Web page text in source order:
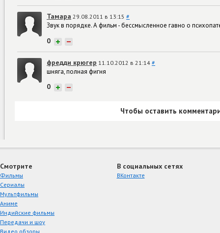
Тамара 29.08.2011 в 13:15 #
Звук в порядке. А фильм - бессмысленное гавно о
0 + −
фредди крюгер 11.10.2012 в 21:14 #
шняга, полная фигня
0 + −
Чтобы оставить
Смотрите
Фильмы
Сериалы
Мультфильмы
Аниме
Индийские фильмы
Передачи и шоу
Видео обзоры
В социальных сетях
ВКонтакте